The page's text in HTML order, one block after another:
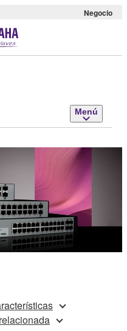
Negocio
Menú